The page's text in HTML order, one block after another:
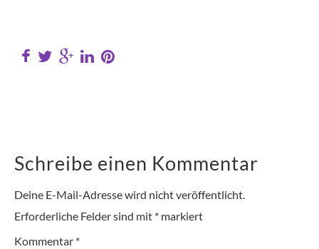
Schreibe einen Kommentar
Deine E-Mail-Adresse wird nicht veröffentlicht.
Erforderliche Felder sind mit * markiert
Kommentar *